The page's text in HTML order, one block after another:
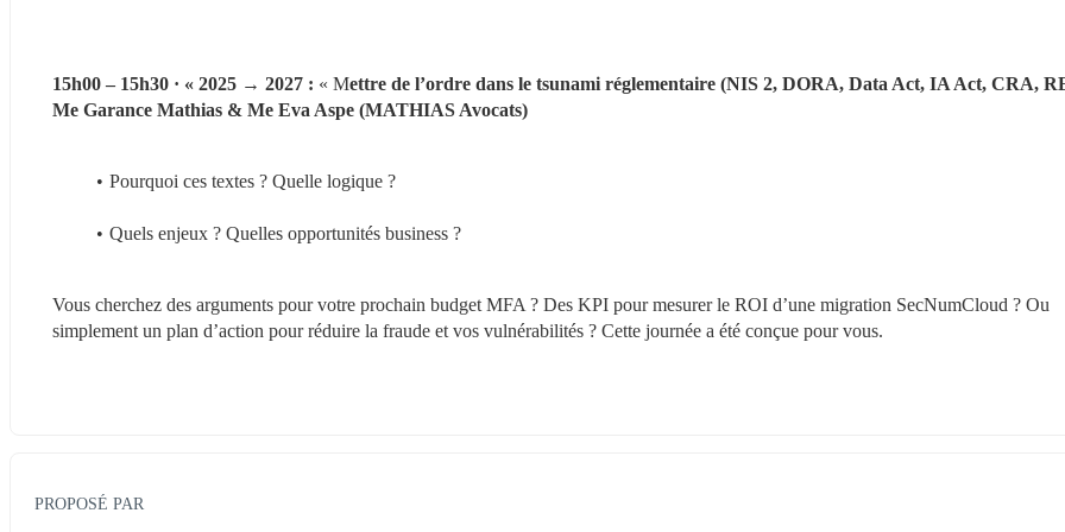
15h00 – 15h30 · « 2025 → 2027 : « Mettre de l’ordre dans le tsunami réglementaire (NIS 2, DORA, Data Act, IA Act, CRA,
Me Garance Mathias & Me Eva Aspe (MATHIAS Avocats)
Pourquoi ces textes ? Quelle logique ?
Quels enjeux ? Quelles opportunités business ?
Vous cherchez des arguments pour votre prochain budget MFA ? Des KPI pour mesurer le ROI d’une migration SecNumCloud ? Ou
simplement un plan d’action pour réduire la fraude et vos vulnérabilités ? Cette journée a été conçue pour vous.
PROPOSÉ PAR